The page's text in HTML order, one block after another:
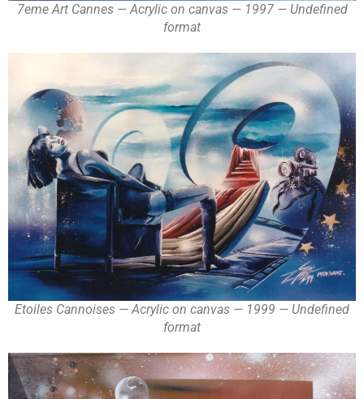
7eme Art Cannes — Acrylic on canvas — 1997 — Undefined
format
Etoiles Cannoises — Acrylic on canvas — 1999 — Undefined
format